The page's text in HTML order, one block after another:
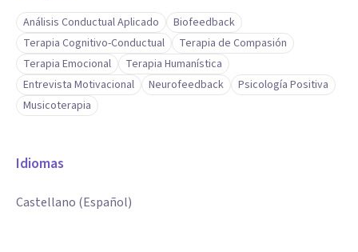
Análisis Conductual Aplicado
Biofeedback
Terapia Cognitivo-Conductual
Terapia de Compasión
Terapia Emocional
Terapia Humanística
Entrevista Motivacional
Neurofeedback
Psicología Positiva
Musicoterapia
Idiomas
Castellano (Español)